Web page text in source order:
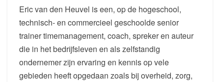
Eric van den Heuvel is een, op de hogeschool,
technisch- en commercieel geschoolde senior
trainer timemanagement, coach, spreker en auteur
die in het bedrijfsleven en als zelfstandig
ondernemer zijn ervaring en kennis op vele
gebieden heeft opgedaan zoals bij overheid, zorg,